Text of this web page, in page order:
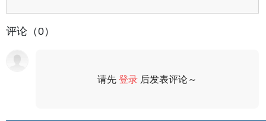
评论（0）
请先登录 后发表评论～